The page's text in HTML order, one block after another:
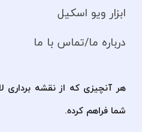
ابزار ویو اسکیل
درباره ما/تماس با ما
هر آنچیزی که از نقشه برداری
شما فراهم کرده.